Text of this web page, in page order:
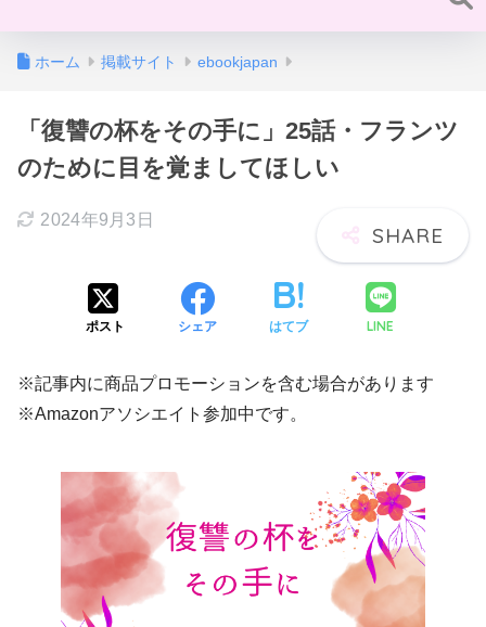
ホーム 掲載サイト ebookjapan
「復讐の杯をその手に」25話・フランツ
のために目を覚ましてほしい
2024年9月3日
ポスト シェア はてブ LINE
※記事内に商品プロモーションを含む場合があります
※Amazonアソシエイト参加中です。